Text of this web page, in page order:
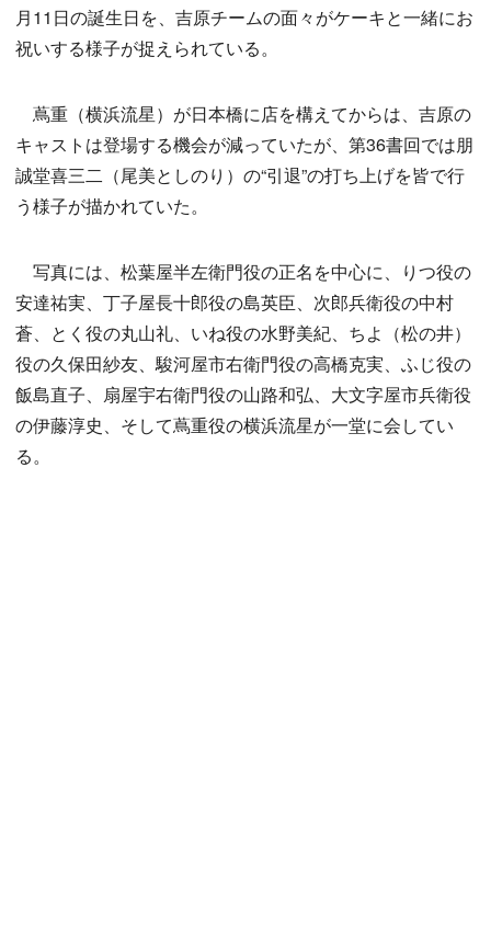
月11日の誕生日を、吉原チームの面々がケーキと一緒にお
祝いする様子が捉えられている。
蔦重（横浜流星）が日本橋に店を構えてからは、吉原の
キャストは登場する機会が減っていたが、第36書回では朋
誠堂喜三二（尾美としのり）の“引退”の打ち上げを皆で行
う様子が描かれていた。
写真には、松葉屋半左衛門役の正名を中心に、りつ役の
安達祐実、丁子屋長十郎役の島英臣、次郎兵衛役の中村
蒼、とく役の丸山礼、いね役の水野美紀、ちよ（松の井）
役の久保田紗友、駿河屋市右衛門役の高橋克実、ふじ役の
飯島直子、扇屋宇右衛門役の山路和弘、大文字屋市兵衛役
の伊藤淳史、そして蔦重役の横浜流星が一堂に会してい
る。